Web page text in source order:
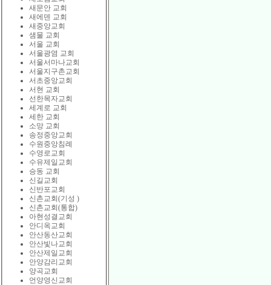
새문안 교회
새에덴 교회
새중앙교회
샘물 교회
서울 교회
서울광염 교회
서울서마나교회
서울지구촌교회
서초중앙교회
서현 교회
선한목자교회
세계로 교회
세한 교회
소망 교회
송정중앙교회
수원중앙침례
수영로교회
수유제일교회
승동 교회
신길교회
신반포교회
신촌교회(기성 )
신촌교회(통합)
아현성결교회
안디옥교회
안산동산교회
안산빛나교회
안산제일교회
안양감리교회
양곡교회
언양영신교회